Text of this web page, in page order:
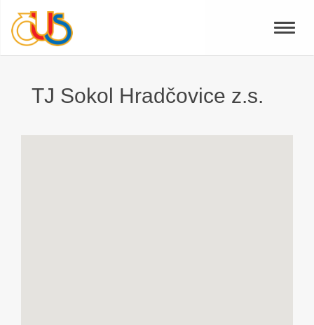
Toggle
TJ Sokol Hradčovice z.s.